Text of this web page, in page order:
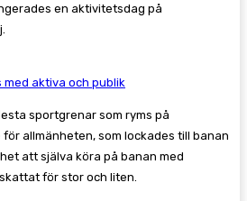
en aktivitetsdag på
aktiva och publik
sportgrenar som ryms på
allmänheten, som lockades till banan
att själva köra på banan med
för stor och liten.